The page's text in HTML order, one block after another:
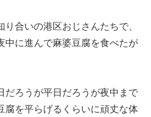
合いの港区おじさんたちで、
中に進んで麻婆豆腐を食べたが
だろうが平日だろうが夜中まで
腐を平らげるくらいに頑丈な体